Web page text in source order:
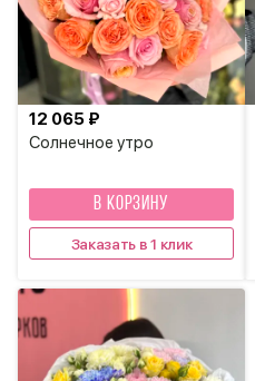
Солнечное утро
12 065 ₽
В КОРЗИНУ
Заказать в 1 клик